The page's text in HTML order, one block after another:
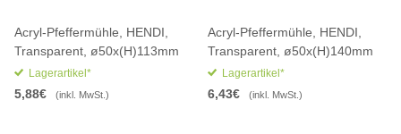
Acryl-Pfeffermühle, HENDI,
Transparent, ø50x(H)113mm
Lagerartikel*
5,88€ (inkl. MwSt.)
Acryl-Pfeffermühle, HENDI,
Transparent, ø50x(H)140mm
Lagerartikel*
6,43€ (inkl. MwSt.)